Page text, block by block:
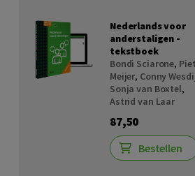
Nederlands voor
anderstaligen -
tekstboek
Bondi Sciarone, Piet
Meijer, Conny
Sonja van Boxtel,
Astrid van Laar
87,50
Bestellen